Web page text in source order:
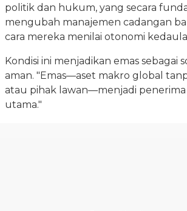
politik dan hukum, yang secara
mengubah manajemen cadangan
cara mereka menilai otonomi
Kondisi ini menjadikan emas sebagai
aman. "Emas—aset makro global
atau pihak lawan—menjadi
utama."